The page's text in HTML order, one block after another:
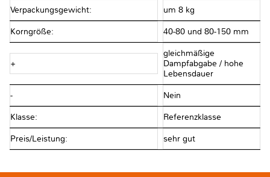
Verpackungsgewicht: um 8 kg
Korngröße: 40-80 und 80-150 mm
+
gleichmäßige
Dampfabgabe / hohe
Lebensdauer
- Nein
Klasse: Referenzklasse
Preis/Leistung: sehr gut